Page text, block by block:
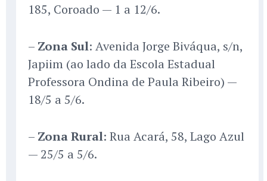
185, Coroado — 1 a 12/6.
– Zona Sul: Avenida Jorge Biváqua, s/n,
Japiim (ao lado da Escola Estadual
Professora Ondina de Paula Ribeiro) —
18/5 a 5/6.
– Zona Rural: Rua Acará, 58, Lago Azul
— 25/5 a 5/6.